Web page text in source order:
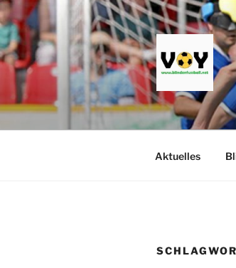
Zum
Inhalt
springen
Aktuelles